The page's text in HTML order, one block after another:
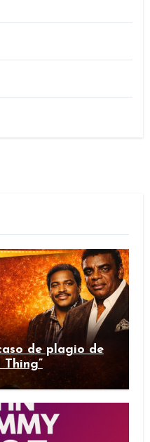
de plagio de